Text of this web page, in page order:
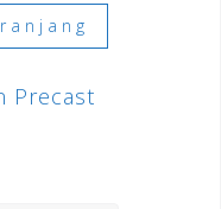
Precast